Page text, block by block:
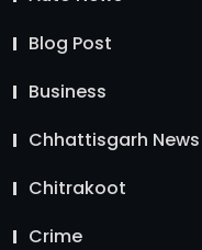
Blog Post
Business
Chhattisgarh News
Chitrakoot
Crime